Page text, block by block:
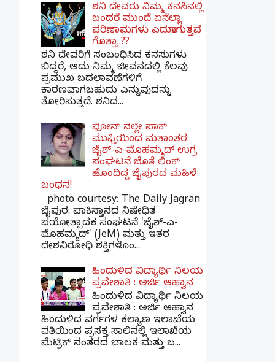
ಶನಿ ದೇವರು ನಿಮ್ಮ ಕನಸಿನಲ್ಲಿ
ಬಂದರೆ ಮುಂದೆ ಏನೆಲ್ಲಾ
ಪರಿಣಾಮಗಳು ಎದುರಾಗುತ್ತವೆ
ಗೊತ್ತಾ..??
ಶನಿ ದೇವರಿಗೆ ಸಂಬಂಧಿಸಿದ ಕನಸುಗಳು
ಬಿದ್ದರೆ, ಅದು ನಿಮ್ಮ ಜೀವನದಲ್ಲಿ ಕೆಲವು
ಪ್ರಮುಖ ಬದಲಾವಣೆಗಳಿಗೆ
ಕಾರಣವಾಗಬಹುದು ಎನ್ನುವುದನ್ನು
ತೋರಿಸುತ್ತದೆ. ಶನಿದ...
ಫೋನ್ ನಲ್ಲೇ ಪಾಕ್
ಮುಫ್ತಿಯಿಂದ ಮತಾಂತರ:
ಜೈಶ್-ಎ-ಮೊಹಮ್ಮದ್ ಉಗ್ರ
ಸಂಘಟನೆ ಜೊತೆ ಲಿಂಕ್
ಹೊಂದಿದ್ದ ಜೈಪುರದ ಮಹಿಳೆ
ಬಂಧನ!
photo courtesy: The Daily Jagran
ಜೈಪುರ: ಪಾಕಿಸ್ತಾನದ ನಿಷೇಧಿತ
ಭಯೋತ್ಪಾದಕ ಸಂಘಟನೆ 'ಜೈಶ್-ಎ-
ಮೊಹಮ್ಮದ್' (JeM) ಮತ್ತು ಇತರ
ದೇಶವಿರೋಧಿ ಶಕ್ತಿಗಳೊಂ...
ಹಿಂದುಳಿದ ವಿದ್ಯಾರ್ಥಿ ನಿಲಯ
ಪ್ರವೇಶಾತಿ : ಅರ್ಜಿ ಆಹ್ವಾನ
ಹಿಂದುಳಿದ ವಿದ್ಯಾರ್ಥಿ ನಿಲಯ
ಪ್ರವೇಶಾತಿ : ಅರ್ಜಿ ಆಹ್ವಾನ
ಹಿಂದುಳಿದ ವರ್ಗಗಳ ಕಲ್ಯಾಣ ಇಲಾಖೆಯ
ವತಿಯಿಂದ ಪ್ರಸಕ್ತ ಸಾಲಿನಲ್ಲಿ ಇಲಾಖೆಯ
ಮೆಟ್ರಿಕ್ ನಂತರದ ಬಾಲಕ ಮತ್ತು ಬ...